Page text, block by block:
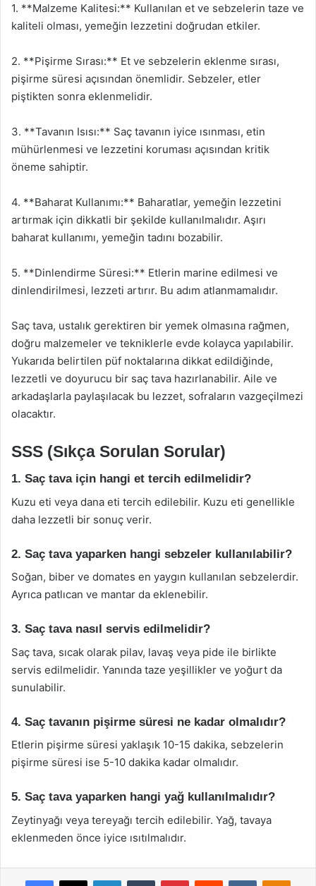
1. **Malzeme Kalitesi:** Kullanılan et ve sebzelerin taze ve
kaliteli olması, yemeğin lezzetini doğrudan etkiler.
2. **Pişirme Sırası:** Et ve sebzelerin eklenme sırası,
pişirme süresi açısından önemlidir. Sebzeler, etler
piştikten sonra eklenmelidir.
3. **Tavanın Isısı:** Saç tavanın iyice ısınması, etin
mühürlenmesi ve lezzetini koruması açısından kritik
öneme sahiptir.
4. **Baharat Kullanımı:** Baharatlar, yemeğin lezzetini
artırmak için dikkatli bir şekilde kullanılmalıdır. Aşırı
baharat kullanımı, yemeğin tadını bozabilir.
5. **Dinlendirme Süresi:** Etlerin marine edilmesi ve
dinlendirilmesi, lezzeti artırır. Bu adım atlanmamalıdır.
Saç tava, ustalık gerektiren bir yemek olmasına rağmen,
doğru malzemeler ve tekniklerle evde kolayca yapılabilir.
Yukarıda belirtilen püf noktalarına dikkat edildiğinde,
lezzetli ve doyurucu bir saç tava hazırlanabilir. Aile ve
arkadaşlarla paylaşılacak bu lezzet, sofraların vazgeçilmezi
olacaktır.
SSS (Sıkça Sorulan Sorular)
1. Saç tava için hangi et tercih edilmelidir?
Kuzu eti veya dana eti tercih edilebilir. Kuzu eti genellikle
daha lezzetli bir sonuç verir.
2. Saç tava yaparken hangi sebzeler kullanılabilir?
Soğan, biber ve domates en yaygın kullanılan sebzelerdir.
Ayrıca patlıcan ve mantar da eklenebilir.
3. Saç tava nasıl servis edilmelidir?
Saç tava, sıcak olarak pilav, lavaş veya pide ile birlikte
servis edilmelidir. Yanında taze yeşillikler ve yoğurt da
sunulabilir.
4. Saç tavanın pişirme süresi ne kadar olmalıdır?
Etlerin pişirme süresi yaklaşık 10-15 dakika, sebzelerin
pişirme süresi ise 5-10 dakika kadar olmalıdır.
5. Saç tava yaparken hangi yağ kullanılmalıdır?
Zeytinyağı veya tereyağı tercih edilebilir. Yağ, tavaya
eklenmeden önce iyice ısıtılmalıdır.
Facebook
X LinkedInTumblr PinterestReddit VKontakte